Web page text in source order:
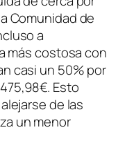
Comunidad de
a
más costosa con
casi un 50% por
Esto
de las
un menor